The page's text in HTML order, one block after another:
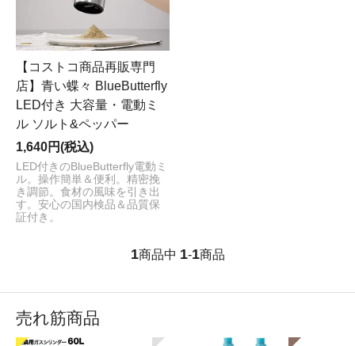
【コストコ商品再販専門
店】青い蝶々 BlueButterfly
LED付き 大容量・電動ミ
ル ソルト&ペッパー
1,640円(税込)
LED付きのBlueButterfly電動ミ
ル。操作簡単＆便利。精密挽
き調節。食材の風味を引き出
す。安心の国内検品＆品質保
証付き。
1商品中 1-1商品
売れ筋商品